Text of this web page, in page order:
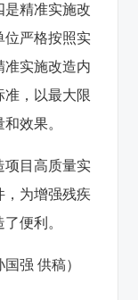
是精准实施改
位严格按照实
准实施改造内
准，以最大限
效果。
项目高质量实
，为增强残疾
便利。
强 供稿）